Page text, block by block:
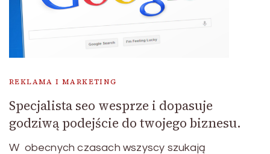
REKLAMA I MARKETING
Specjalista seo wesprze i dopasuje
godziwą podejście do twojego biznesu.
W obecnych czasach wszyscy szukają